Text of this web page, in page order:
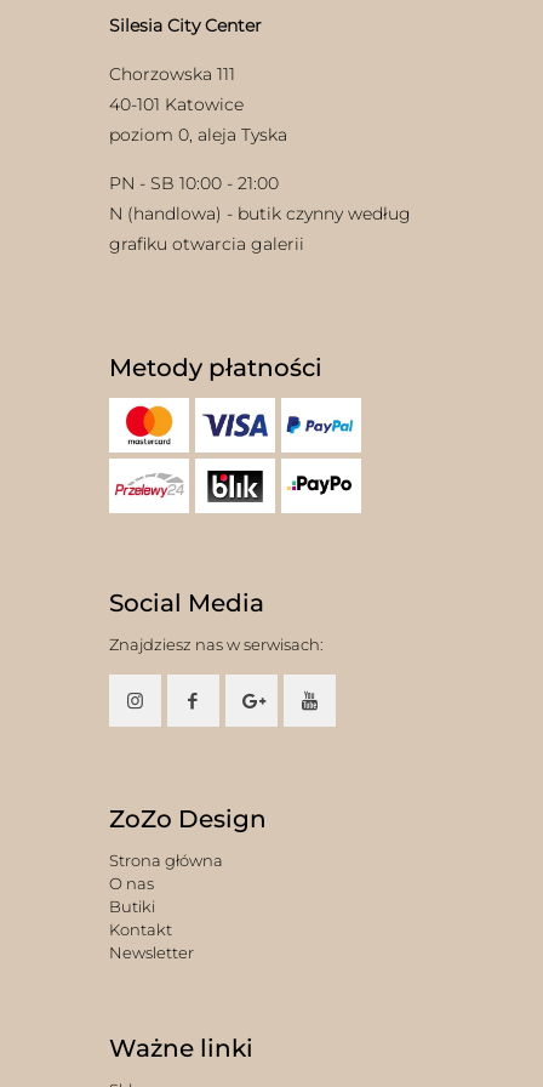
Silesia City Center
Chorzowska 111
40-101 Katowice
poziom 0, aleja Tyska
PN - SB 10:00 - 21:00
N (handlowa) - butik czynny według
grafiku otwarcia galerii
Metody płatności
Social Media
Znajdziesz nas w serwisach:
ZoZo Design
Strona główna
O nas
Butiki
Kontakt
Newsletter
Ważne linki